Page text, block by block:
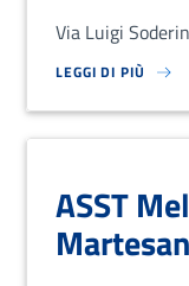
Via Luigi
LEGGI DI PIÙ
SU LOREM IPSUM
ASST